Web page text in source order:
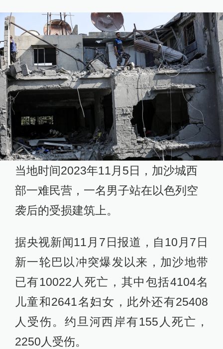
当地时间2023年11月5日，加沙城西
部一难民营，一名男子站在以色列空
袭后的受损建筑上。
据央视新闻11月7日报道，自10月7日
新一轮巴以冲突爆发以来，加沙地带
已有10022人死亡，其中包括4104名
儿童和2641名妇女，此外还有25408
人受伤。约旦河西岸有155人死亡，
2250人受伤。